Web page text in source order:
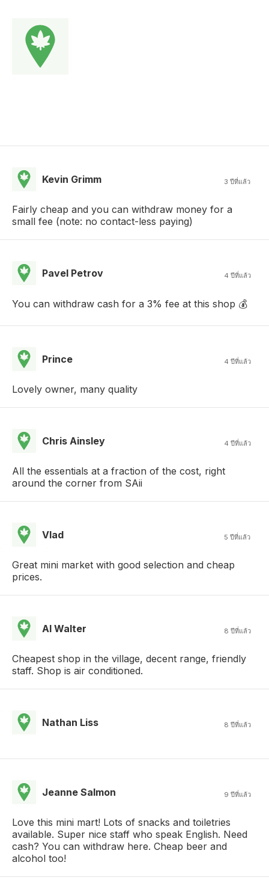
Kevin Grimm 3 ปีที่แล้ว
Fairly cheap and you can withdraw money for a
small fee (note: no contact-less paying)
Pavel Petrov 4 ปีที่แล้ว
You can withdraw cash for a 3% fee at this shop 💰
Prince 4 ปีที่แล้ว
Lovely owner, many quality
Chris Ainsley 4 ปีที่แล้ว
All the essentials at a fraction of the cost, right
around the corner from SAii
Vlad 5 ปีที่แล้ว
Great mini market with good selection and cheap
prices.
Al Walter 8 ปีที่แล้ว
Cheapest shop in the village, decent range, friendly
staff. Shop is air conditioned.
Nathan Liss 8 ปีที่แล้ว
Jeanne Salmon 9 ปีที่แล้ว
Love this mini mart! Lots of snacks and toiletries
available. Super nice staff who speak English. Need
cash? You can withdraw here. Cheap beer and
alcohol too!